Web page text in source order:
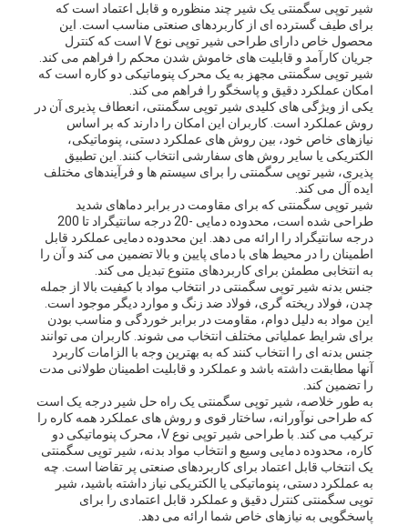
نقشه
سایت
PRIVACY
POLICY
شیر توپی سگمنتی یک شیر چند منظوره و قابل اعتماد است که
برای طیف گسترده ای از کاربردهای صنعتی مناسب است. این
محصول خاص دارای طراحی شیر توپی نوع V است که کنترل
جریان کارآمد و قابلیت های خاموش شدن محکم را فراهم می کند.
شیر توپی سگمنتی مجهز به یک محرک پنوماتیکی دو کاره است که
امکان عملکرد دقیق و پاسخگو را فراهم می کند.
یکی از ویژگی های کلیدی شیر توپی سگمنتی، انعطاف پذیری آن در
روش عملکرد است. کاربران این امکان را دارند که بر اساس
نیازهای خاص خود، بین روش های عملکرد دستی، پنوماتیکی،
الکتریکی یا سایر روش های سفارشی انتخاب کنند. این تطبیق
پذیری، شیر توپی سگمنتی را برای سیستم ها و فرآیندهای مختلف
ایده آل می کند.
شیر توپی سگمنتی که برای مقاومت در برابر دماهای شدید
طراحی شده است، محدوده دمایی -20 درجه سانتیگراد تا 200
درجه سانتیگراد را ارائه می دهد. این محدوده دمایی عملکرد قابل
اطمینان را در محیط های با دمای پایین و بالا تضمین می کند و آن را
به انتخابی مطمئن برای کاربردهای متنوع تبدیل می کند.
جنس بدنه شیر توپی سگمنتی در انتخاب مواد با کیفیت بالا از جمله
چدن، فولاد ریخته گری، فولاد ضد زنگ و موارد دیگر موجود است.
این مواد به دلیل دوام، مقاومت در برابر خوردگی و مناسب بودن
برای شرایط عملیاتی مختلف انتخاب می شوند. کاربران می توانند
جنس بدنه ای را انتخاب کنند که به بهترین وجه با الزامات کاربرد
آنها مطابقت داشته باشد و عملکرد و قابلیت اطمینان طولانی مدت
را تضمین کند.
به طور خلاصه، شیر توپی سگمنتی یک راه حل شیر درجه یک است
که طراحی نوآورانه، ساختار قوی و روش های عملکرد همه کاره را
ترکیب می کند. با طراحی شیر توپی نوع V، محرک پنوماتیکی دو
کاره، محدوده دمایی وسیع و انتخاب مواد بدنه، شیر توپی سگمنتی
یک انتخاب قابل اعتماد برای کاربردهای صنعتی پر تقاضا است. چه
به عملکرد دستی، پنوماتیکی یا الکتریکی نیاز داشته باشید، شیر
توپی سگمنتی کنترل دقیق و عملکرد قابل اعتمادی را برای
پاسخگویی به نیازهای خاص شما ارائه می دهد.